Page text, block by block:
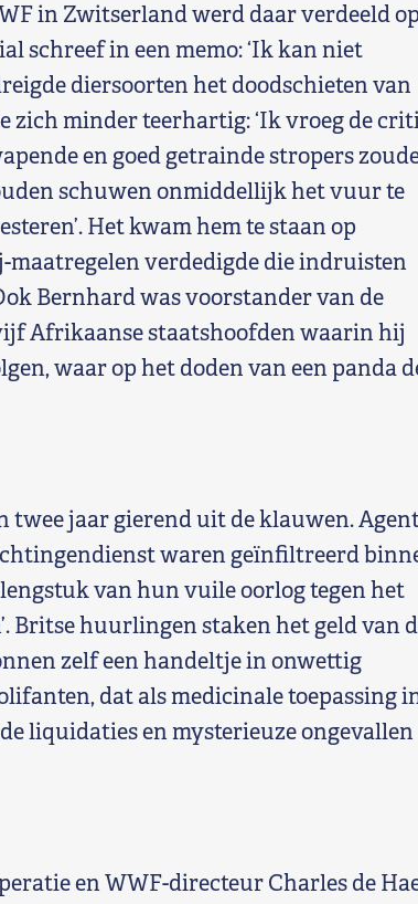
in Zwitserland werd daar verdeeld op
schreef in een memo: ‘Ik kan niet
diersoorten het doodschieten van
zich minder teerhartig: ‘Ik vroeg de
en goed getrainde stropers
schuwen onmiddellijk het vuur te
Het kwam hem te staan op
verdedigde die indruisten
Bernhard was voorstander van de
Afrikaanse staatshoofden waarin hij
waar op het doden van een panda
twee jaar gierend uit de klauwen.
waren geïnfiltreerd
van hun vuile oorlog tegen het
Britse huurlingen staken het geld van
zelf een handeltje in onwettig
dat als medicinale toepassing
liquidaties en mysterieuze ongevallen
en WWF-directeur Charles de